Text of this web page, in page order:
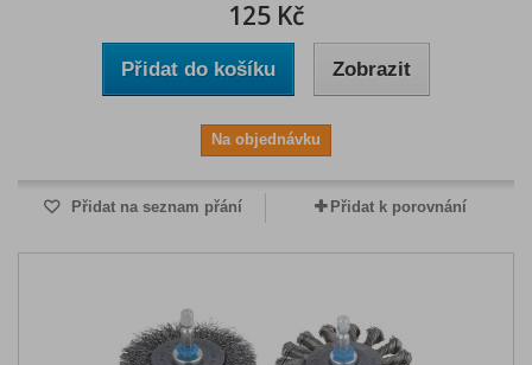
125 Kč
Přidat do košíku Zobrazit
Na objednávku
Přidat na seznam přání Přidat k porovnání